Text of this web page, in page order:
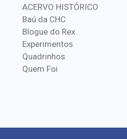
ACERVO HISTÓRICO
Baú da CHC
Blogue do Rex
Experimentos
Quadrinhos
Quem Foi